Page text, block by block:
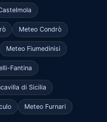
Meteo Condrò
Meteo Fiumedinisi
Fantina
di Sicilia
Meteo Furnari